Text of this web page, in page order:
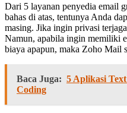
Dari 5 layanan penyedia email
bahas di atas, tentunya Anda
masing. Jika ingin privasi
Namun, apabila ingin memiliki
biaya apapun, maka Zoho Mail
Baca Juga: 5 Aplikasi
Coding